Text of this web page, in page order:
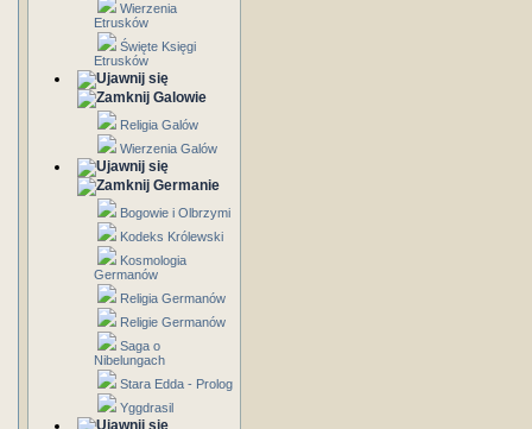
Wierzenia
Etrusków
Święte Księgi
Etrusków
Galowie
Religia Galów
Wierzenia Galów
Germanie
Bogowie i Olbrzymi
Kodeks Królewski
Kosmologia
Germanów
Religia Germanów
Religie Germanów
Saga o
Nibelungach
Stara Edda - Prolog
Yggdrasil